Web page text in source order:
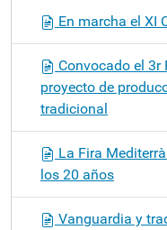
En marcha el XI
Convocado el 3r
proyecto de
tradicional
La Fira
los 20 años
Vanguardia y